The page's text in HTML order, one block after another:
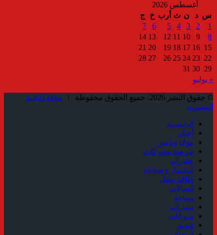
أغسطس 2026
س د ن ث أرب خ
ج
1
2
3
4
5
6
7
8
9
10
11
12
13
14
15
16
17
18
19
20
21
22
23
24
25
26
27
28
29
30
31
« يوليو
© حقوق النشر 2026، جميع الحقوق محفوظة |
مجلة النخبة
المصرية
الرئيسية
أخبار
بنوك وتأمين
بورصة وشركات
عقارات
استثمار وصناعة
طاقة ونقل
إتصالات
سياحة
سيارات
منوعات
فيديو